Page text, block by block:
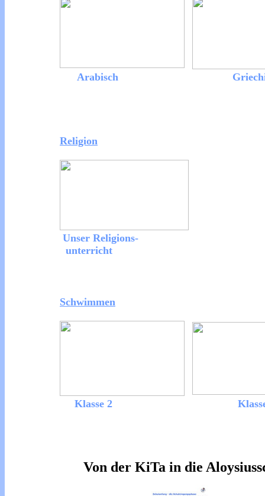
Arabisch
Religion
Unser Religions-
unterricht
Schwimmen
Klasse 2
Von der KiTa in die